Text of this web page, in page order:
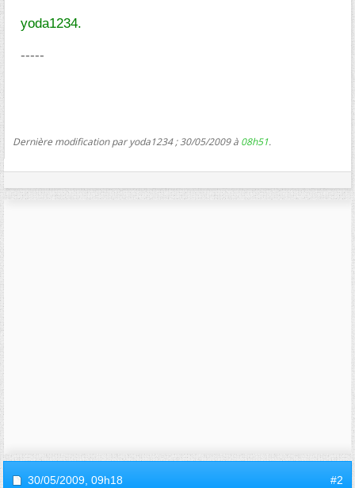
yoda1234.
-----
Dernière modification par yoda1234 ; 30/05/2009 à 08h51.
30/05/2009, 09h18 #2